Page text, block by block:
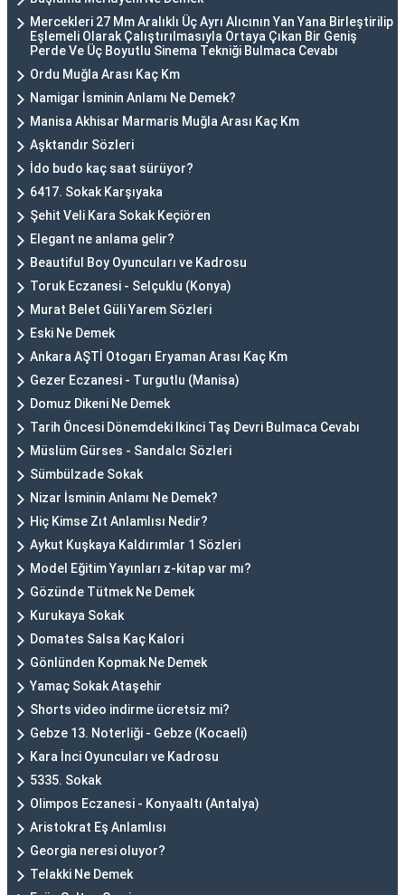
Mercekleri 27 Mm Aralıklı Üç Ayrı Alıcının Yan Yana Birleştirilip
Eşlemeli Olarak Çalıştırılmasıyla Ortaya Çıkan Bir Geniş
Perde Ve Üç Boyutlu Sinema Tekniği Bulmaca Cevabı
Ordu Muğla Arası Kaç Km
Namigar İsminin Anlamı Ne Demek?
Manisa Akhisar Marmaris Muğla Arası Kaç Km
Aşktandır Sözleri
İdo budo kaç saat sürüyor?
6417. Sokak Karşıyaka
Şehit Veli Kara Sokak Keçiören
Elegant ne anlama gelir?
Beautiful Boy Oyuncuları ve Kadrosu
Toruk Eczanesi - Selçuklu (Konya)
Murat Belet Güli Yarem Sözleri
Eski Ne Demek
Ankara AŞTİ Otogarı Eryaman Arası Kaç Km
Gezer Eczanesi - Turgutlu (Manisa)
Domuz Dikeni Ne Demek
Tarih Öncesi Dönemdeki Ikinci Taş Devri Bulmaca Cevabı
Müslüm Gürses - Sandalcı Sözleri
Sümbülzade Sokak
Nizar İsminin Anlamı Ne Demek?
Hiç Kimse Zıt Anlamlısı Nedir?
Aykut Kuşkaya Kaldırımlar 1 Sözleri
Model Eğitim Yayınları z-kitap var mı?
Gözünde Tütmek Ne Demek
Kurukaya Sokak
Domates Salsa Kaç Kalori
Gönlünden Kopmak Ne Demek
Yamaç Sokak Ataşehir
Shorts video indirme ücretsiz mi?
Gebze 13. Noterliği - Gebze (Kocaeli)
Kara İnci Oyuncuları ve Kadrosu
5335. Sokak
Olimpos Eczanesi - Konyaaltı (Antalya)
Aristokrat Eş Anlamlısı
Georgia neresi oluyor?
Telakki Ne Demek